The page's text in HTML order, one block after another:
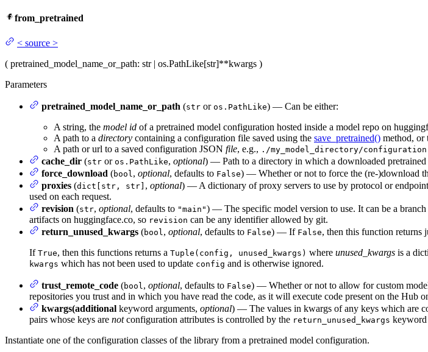
from_pretrained
< source >
( pretrained_model_name_or_path: str | os.PathLike[str]**kwargs )
Parameters
pretrained_model_name_or_path (str or os.PathLike) — Can be either:
A string, the model id of a pretrained model configuration hosted inside a model repo on
A path to a directory containing a configuration file saved using the save_pretrained() method, or
A path or url to a saved configuration JSON file, e.g., ./my_model_directory/
cache_dir (str or os.PathLike, optional) — Path to a directory in which a downloaded pretrained
force_download (bool , optional, defaults to False) — Whether or not to force the (re-)download
proxies (dict[str, str] , optional) — A dictionary of proxy servers to use by protocol or
used on each request.
revision (str, optional, defaults to "main") — The specific model version to use. It can be a
artifacts on huggingface.co, so revision can be any identifier allowed by git.
return_unused_kwargs (bool , optional, defaults to False) — If False, then this function returns
If True, then this functions returns a Tuple(config, unused_kwargs) where unused_kwargs is a
kwargs which has not been used to update config and is otherwise ignored.
trust_remote_code (bool , optional, defaults to False) — Whether or not to allow for custom
repositories you trust and in which you have read the code, as it will execute code present on the Hub
kwargs(additional keyword arguments, optional) — The values in kwargs of any keys which are
pairs whose keys are notconfiguration attributes is controlled by the return_unused_kwargs keyword
Instantiate one of the configuration classes of the library from a pretrained model configuration.